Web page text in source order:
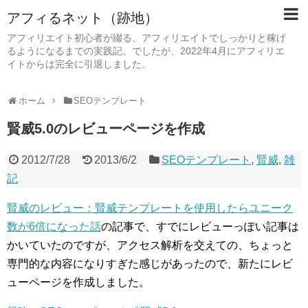
アフィるネット（跡地）
アフィリエイト初心者が綴る、アフィリエイトでしっかりと稼げ
るようになるまでの実践記。でしたが、2022年4月にアフィリエ
イトからは完全に引退しました。
ホーム SEOテンプレート
賢威5.0のレビューページを作成
2012/7/28 2013/6/2 SEOテンプレート , 賢威,雑
記
賢威のレビュー：賢威テンプレートを使用したらユニーク
数が6倍になった話の記事で、すでにレビューっぽい記事は
かいていたのですが、アクセス解析を交えての、ちょっと
専門的な内容になりすぎた感じがあったので、新たにレビ
ューページを作成しました。